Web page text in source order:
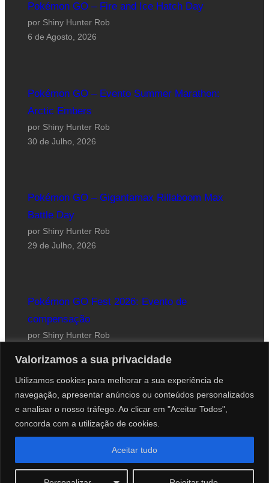
Valorizamos a sua privacidade
Utilizamos cookies para melhorar a sua experiência de
navegação, apresentar anúncios ou conteúdos personalizados
e analisar o nosso tráfego. Ao clicar em "Aceitar Todos",
concorda com a utilização de cookies.
Aceitar tudo
Pokémon GO – Fire and Ice Hatch Day
por Shiny Hunter Rob
6 de Agosto, 2026
Pokémon GO – Evento Summer Marathon:
Arctic Embers
por Shiny Hunter Rob
30 de Julho, 2026
Pokémon GO – Gigantamax Rillaboom Max
Battle Day
por Shiny Hunter Rob
29 de Julho, 2026
Pokémon GO Fest 2026: Evento de
compensação
por Shiny Hunter Rob
Website desenhado por Roberto Coutinho
© 2012-2026 PokéCenter Blog